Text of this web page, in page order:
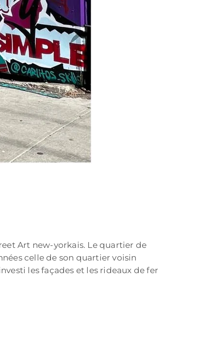
Art new-yorkais. Le quartier de
celle de son quartier voisin
les façades et les rideaux de fer